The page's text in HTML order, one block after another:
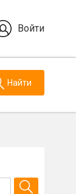
Войти
Найти